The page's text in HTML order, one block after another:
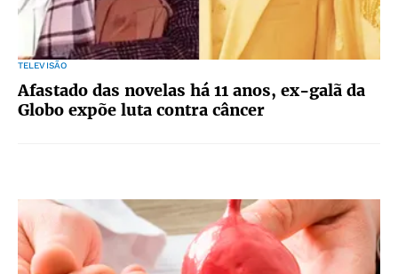
TELEVISÃO
Afastado das novelas há 11 anos, ex-galã da
Globo expõe luta contra câncer